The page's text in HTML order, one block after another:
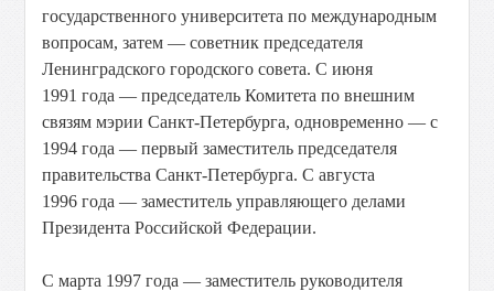
государственного университета по международным
вопросам, затем — советник председателя
Ленинградского городского совета. С июня
1991 года — председатель Комитета по внешним
связям мэрии Санкт-Петербурга, одновременно — с
1994 года — первый заместитель председателя
правительства Санкт-Петербурга. С августа
1996 года — заместитель управляющего делами
Президента Российской Федерации.
С марта 1997 года — заместитель руководителя